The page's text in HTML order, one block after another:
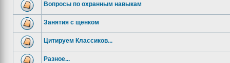
Вопросы по охранным навыкам
Занятия с щенком
Цитируем Классиков...
Разное...